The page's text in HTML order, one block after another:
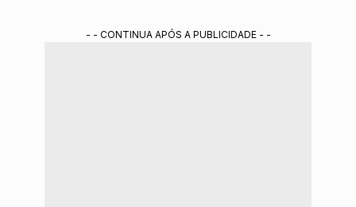
- - CONTINUA APÓS A PUBLICIDADE - -